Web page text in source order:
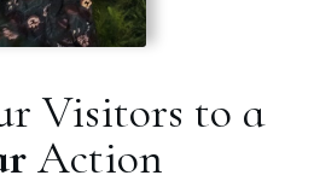
Visitors to a
Action